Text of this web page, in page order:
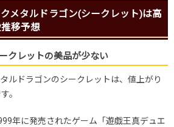
メタルドラゴン(シークレット)は高
移予想
クレットの美品が少ない
ルドラゴンのシークレットは、値上がり
。
年に発売されたゲーム「遊戯王真デュエ